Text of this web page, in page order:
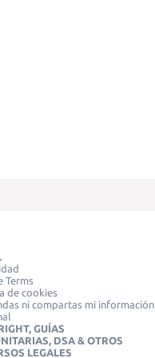
Terms
de cookies
ni compartas mi información
GUÍAS
DSA & OTROS
LEGALES